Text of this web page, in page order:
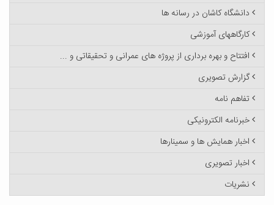
دانشگاه کاشان در رسانه ها
کارگاههای آموزشی
افتتاح و بهره برداری از پروژه های عمرانی و تحقیقاتی و ...
گزارش تصویری
تفاهم نامه
خبرنامه الکترونیکی
اخبار همایش ها و سمینارها
اخبار تصویری
نشریات